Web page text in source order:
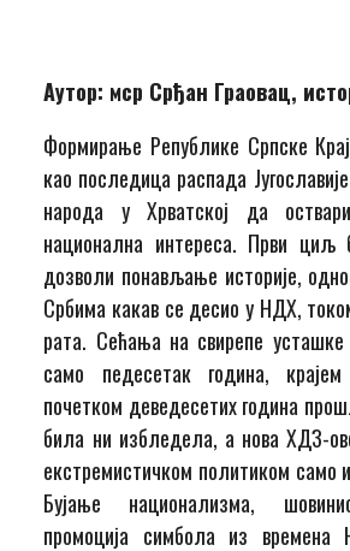
Аутор: мср Срђан Граовац,
Формирање Републике Српске
као последица распада
народа у Хрватској да
национална интереса. Први
дозволи понављање историје,
Србима какав се десио у НДХ,
рата. Сећања на свирепе
само педесетак година,
почетком деведесетих година
била ни избледела, а нова ХДЗ-
екстремистичком политиком само
Бујање национализма,
промоција симбола из